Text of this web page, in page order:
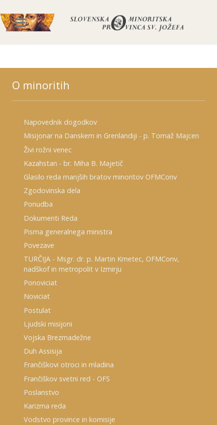
O minoritih
Napovednik dogodkov
Misijonar na Danskem in Grenlandiji - p. Tomaž Majcen
Živi rožni venec
Kazahstan - br. Miha B. Majetič
Glasilo reda manjših bratov minoritov OFMConv
Zgodovinska dela
Ponudba
Dokumenti Reda
Pisma generalnega ministra
Povezave
TURČIJA - Msgr. dr. p. Martin Kmetec, OFMConv,
nadškof in metropolit v Izmirju
Ponoviciat
Noviciat
Postulat
Ljudski misijoni
Vojska Brezmadežne
Duh Assisija
Frančiškovi otroci in mladina
Frančiškov svetni red - OFS
Poslanstvo
Karizma reda
Vodstvo province in komisije